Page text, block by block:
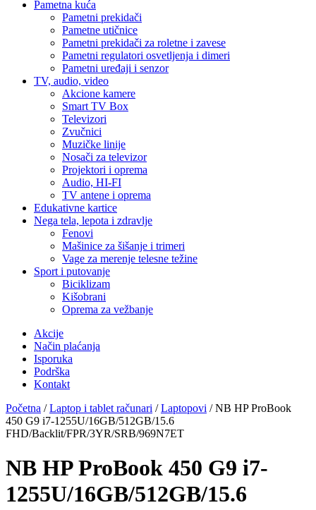
Pametna kuća
Pametni prekidači
Pametne utičnice
Pametni prekidači za roletne i zavese
Pametni regulatori osvetljenja i dimeri
Pametni uređaji i senzor
TV, audio, video
Akcione kamere
Smart TV Box
Televizori
Zvučnici
Muzičke linije
Nosači za televizor
Projektori i oprema
Audio, HI-FI
TV antene i oprema
Edukativne kartice
Nega tela, lepota i zdravlje
Fenovi
Mašinice za šišanje i trimeri
Vage za merenje telesne težine
Sport i putovanje
Biciklizam
Kišobrani
Oprema za vežbanje
Akcije
Način plaćanja
Isporuka
Podrška
Kontakt
Početna /Laptop i tablet računari /Laptopovi / NB HP ProBook
450 G9 i7-1255U/16GB/512GB/15.6
FHD/Backlit/FPR/3YR/SRB/969N7ET
NB HP ProBook 450 G9 i7-
1255U/16GB/512GB/15.6